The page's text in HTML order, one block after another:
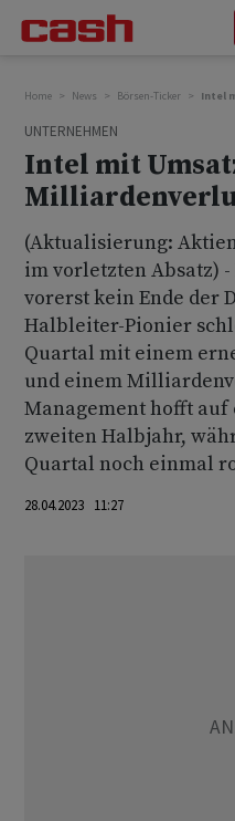
Home News Börsen-Ticker Intel
UNTERNEHMEN
Intel mit
(Aktualisierung:
im vorletzten Absatz)
vorerst kein Ende der
Halbleiter-Pionier
Quartal mit einem
und einem
Management hofft auf
zweiten Halbjahr,
Quartal noch einmal
28.04.2023 11:27